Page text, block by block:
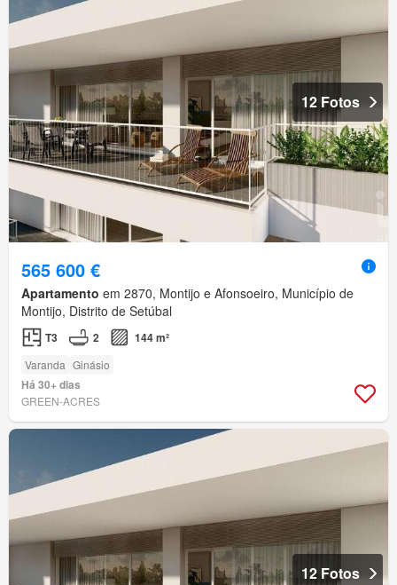
12 Fotos
565 600 €
Apartamento em 2870, Montijo e Afonsoeiro, Município de
Montijo, Distrito de Setúbal
T3 2 144 m²
Varanda Ginásio
Há 30+ dias
GREEN-ACRES
12 Fotos